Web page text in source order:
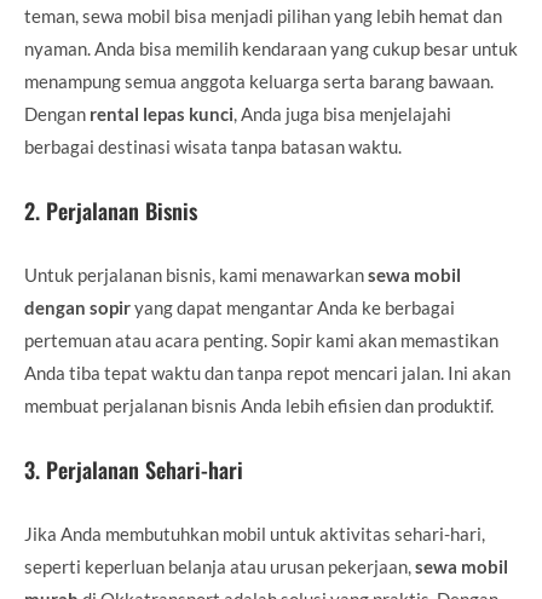
teman, sewa mobil bisa menjadi pilihan yang lebih hemat dan
nyaman. Anda bisa memilih kendaraan yang cukup besar untuk
menampung semua anggota keluarga serta barang bawaan.
Dengan rental lepas kunci , Anda juga bisa menjelajahi
berbagai destinasi wisata tanpa batasan waktu.
2. Perjalanan Bisnis
Untuk perjalanan bisnis, kami menawarkansewa mobil
dengan sopiryang dapat mengantar Anda ke berbagai
pertemuan atau acara penting. Sopir kami akan memastikan
Anda tiba tepat waktu dan tanpa repot mencari jalan. Ini akan
membuat perjalanan bisnis Anda lebih efisien dan produktif.
3. Perjalanan Sehari-hari
Jika Anda membutuhkan mobil untuk aktivitas sehari-hari,
seperti keperluan belanja atau urusan pekerjaan, sewa mobil